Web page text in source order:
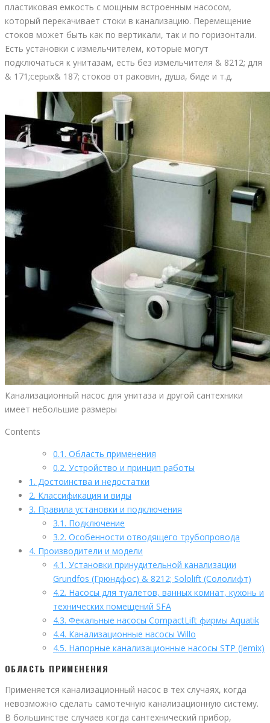
пластиковая емкость с мощным встроенным насосом,
который перекачивает стоки в канализацию. Перемещение
стоков может быть как по вертикали, так и по горизонтали.
Есть установки с измельчителем, которые могут
подключаться к унитазам, есть без измельчителя & 8212; для
& 171;серых& 187; стоков от раковин, душа, биде и т.д.
Канализационный насос для унитаза и другой сантехники
имеет небольшие размеры
Contents
0.1. Область применения
0.2. Устройство и принцип работы
1. Достоинства и недостатки
2. Классификация и виды
3. Правила установки и подключения
3.1. Подключение
3.2. Особенности отводящего трубопровода
4. Производители и модели
4.1. Установки принудительной канализации
Grundfos (Грюндфос) & 8212; Sololift (Сололифт)
4.2. Насосы для туалетов, ванных комнат, кухонь и
технических помещений SFA
4.3. Фекальные насосы CompactLift фирмы Aquatik
4.4. Канализационные насосы Willo
4.5. Напорные канализационные насосы STP (Jemix)
ОБЛАСТЬ ПРИМЕНЕНИЯ
Применяется канализационный насос в тех случаях, когда
невозможно сделать самотечную канализационную систему.
В большинстве случаев когда сантехнический прибор,